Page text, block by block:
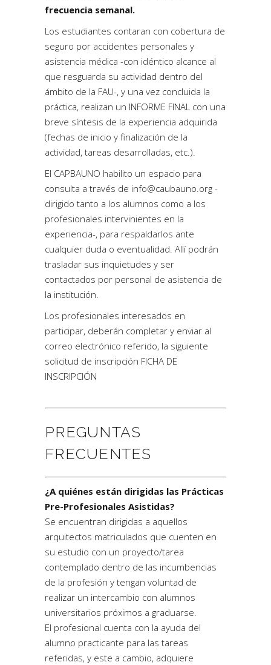
frecuencia semanal.
Los estudiantes contaran con cobertura de
seguro por accidentes personales y
asistencia médica -con idéntico alcance al
que resguarda su actividad dentro del
ámbito de la FAU-, y una vez concluida la
práctica, realizan un INFORME FINAL con una
breve síntesis de la experiencia adquirida
(fechas de inicio y finalización de la
actividad, tareas desarrolladas, etc.).
El CAPBAUNO habilito un espacio para
consulta a través de info@caubauno.org -
dirigido tanto a los alumnos como a los
profesionales intervinientes en la
experiencia-, para respaldarlos ante
cualquier duda o eventualidad. Allí podrán
trasladar sus inquietudes y ser
contactados por personal de asistencia de
la institución.
Los profesionales interesados en
participar, deberán completar y enviar al
correo electrónico referido, la siguiente
solicitud de inscripción FICHA DE
INSCRIPCIÓN
PREGUNTAS
FRECUENTES
¿A quiénes están dirigidas las Prácticas
Pre-Profesionales Asistidas?
Se encuentran dirigidas a aquellos
arquitectos matriculados que cuenten en
su estudio con un proyecto/tarea
contemplado dentro de las incumbencias
de la profesión y tengan voluntad de
realizar un intercambio con alumnos
universitarios próximos a graduarse.
El profesional cuenta con la ayuda del
alumno practicante para las tareas
referidas, y este a cambio, adquiere